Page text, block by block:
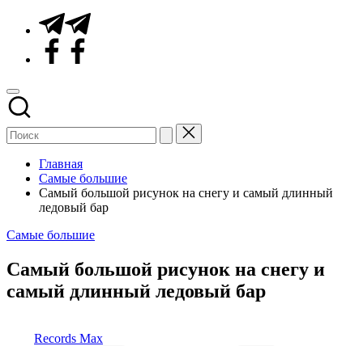
Telegram
Facebook
Главная
Самые большие
Самый большой рисунок на снегу и самый длинный
ледовый бар
Опубликовано
Самые большие
Самый большой рисунок на снегу и
самый длинный ледовый бар
Records Max